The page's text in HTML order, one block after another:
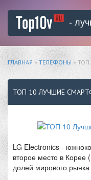
-
ГЛАВНАЯ »ТЕЛЕФОНЫ» ТОП
ТОП 10 ЛУЧШИЕ
LG Electronics -
второе место в Корее
долей мирового